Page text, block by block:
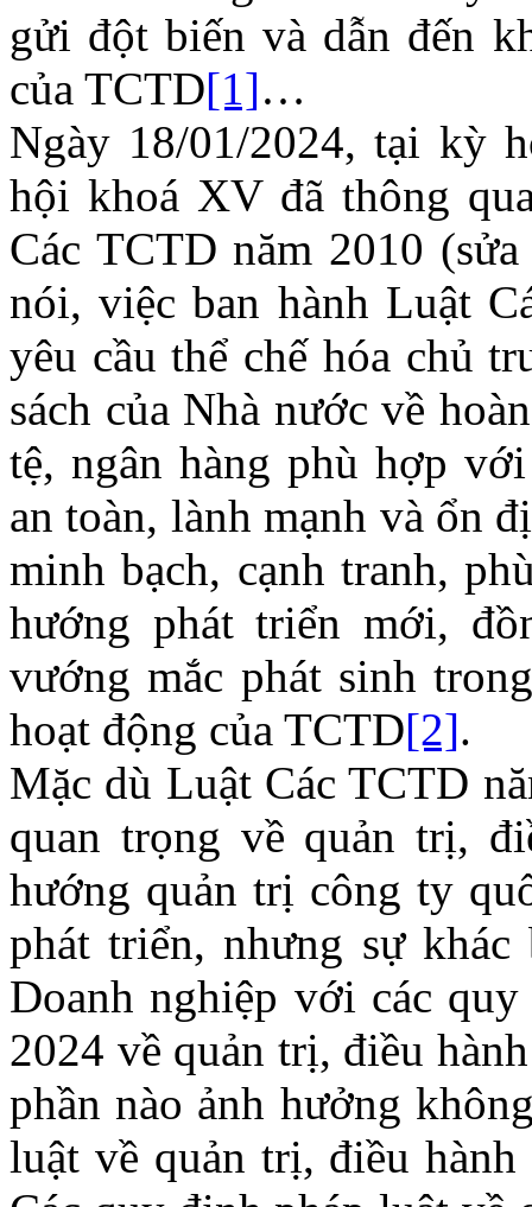
gửi đột biến và dẫn đến
của TCTD[1]…
Ngày 18/01/2024, tại kỳ
hội khoá XV đã thông
Các TCTD năm 2010
nói, việc ban hành Luật
yêu cầu thể chế hóa chủ
sách của Nhà nước về
tệ, ngân hàng phù hợp
an toàn, lành mạnh và ổn
minh bạch, cạnh tranh,
hướng phát triển mới,
vướng mắc phát sinh
hoạt động của TCTD[2].
Mặc dù Luật Các TCTD
quan trọng về quản trị,
hướng quản trị công ty
phát triển, nhưng sự
Doanh nghiệp với các
2024 về quản trị, điều
phần nào ảnh hưởng
luật về quản trị, điều